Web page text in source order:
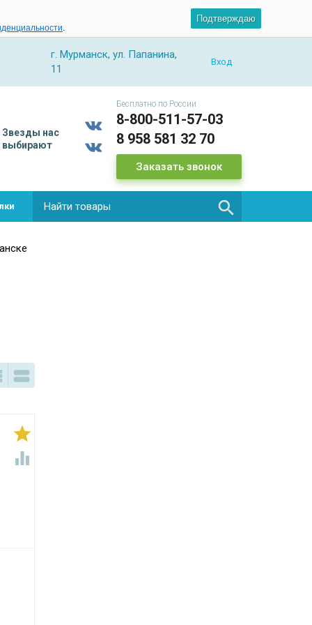
.
Подтверждаю
г. Мурманск, ул. Папанина,
11
Вход
Звезды нас
выбирают
Бесплатно по России
8-800-511-57-03
8 958 581 32 70
Заказать звонок



